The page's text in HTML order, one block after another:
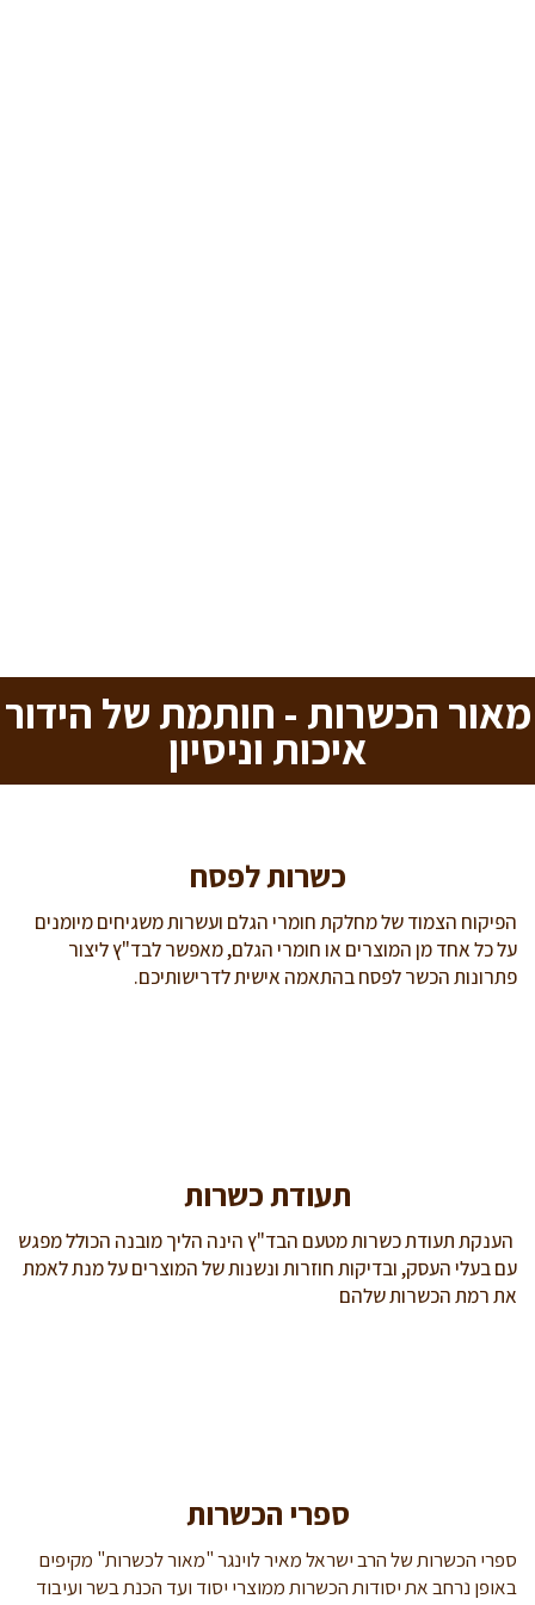
מאור הכשרות - חותמת של הידור
איכות וניסיון
כשרות לפסח
הפיקוח הצמוד של מחלקת חומרי הגלם ועשרות משגיחים מיומנים
על כל אחד מן המוצרים או חומרי הגלם, מאפשר לבד"ץ ליצור
פתרונות הכשר לפסח בהתאמה אישית לדרישותיכם.
תעודת כשרות
הענקת תעודת כשרות מטעם הבד"ץ הינה הליך מובנה הכולל מפגש
עם בעלי העסק, ובדיקות חוזרות ונשנות של המוצרים על מנת לאמת
את רמת הכשרות שלהם
ספרי הכשרות
ספרי הכשרות של הרב ישראל מאיר לוינגר "מאור לכשרות" מקיפים
באופן נרחב את יסודות הכשרות ממוצרי יסוד ועד הכנת בשר ועיבוד